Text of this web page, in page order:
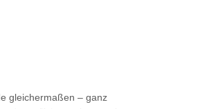
gleichermaßen – ganz